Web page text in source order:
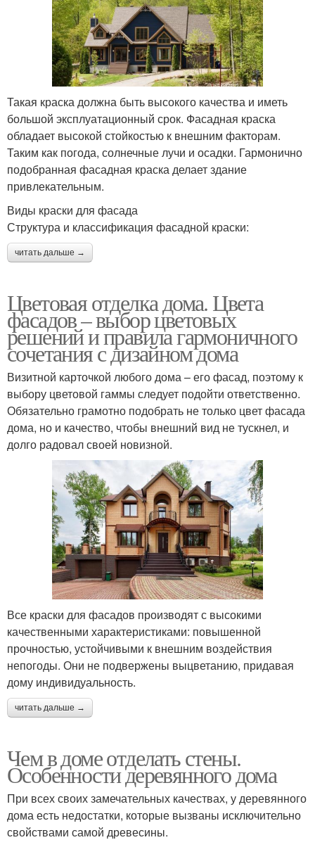
Такая краска должна быть высокого качества и иметь
большой эксплуатационный срок. Фасадная краска
обладает высокой стойкостью к внешним факторам.
Таким как погода, солнечные лучи и осадки. Гармонично
подобранная фасадная краска делает здание
привлекательным.
Виды краски для фасада
Структура и классификация фасадной краски:
читать дальше →
Цветовая отделка дома. Цвета
фасадов – выбор цветовых
решений и правила гармоничного
сочетания с дизайном дома
Визитной карточкой любого дома – его фасад, поэтому к
выбору цветовой гаммы следует подойти ответственно.
Обязательно грамотно подобрать не только цвет фасада
дома, но и качество, чтобы внешний вид не тускнел, и
долго радовал своей новизной.
Все краски для фасадов производят с высокими
качественными характеристиками: повышенной
прочностью, устойчивыми к внешним воздействия
непогоды. Они не подвержены выцветанию, придавая
дому индивидуальность.
читать дальше →
Чем в доме отделать стены.
Особенности деревянного дома
При всех своих замечательных качествах, у деревянного
дома есть недостатки, которые вызваны исключительно
свойствами самой древесины.